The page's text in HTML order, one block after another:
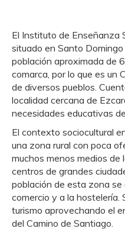
El Instituto de Enseñanza
situado en Santo
población aproximada de
comarca, por lo que es un
de diversos pueblos.
localidad cercana de
necesidades educativas
El contexto sociocultural
una zona rural con poca
muchos menos medios de
centros de grandes
población de esta zona se
comercio y a la hostelería.
turismo aprovechando el
del Camino de Santiago.